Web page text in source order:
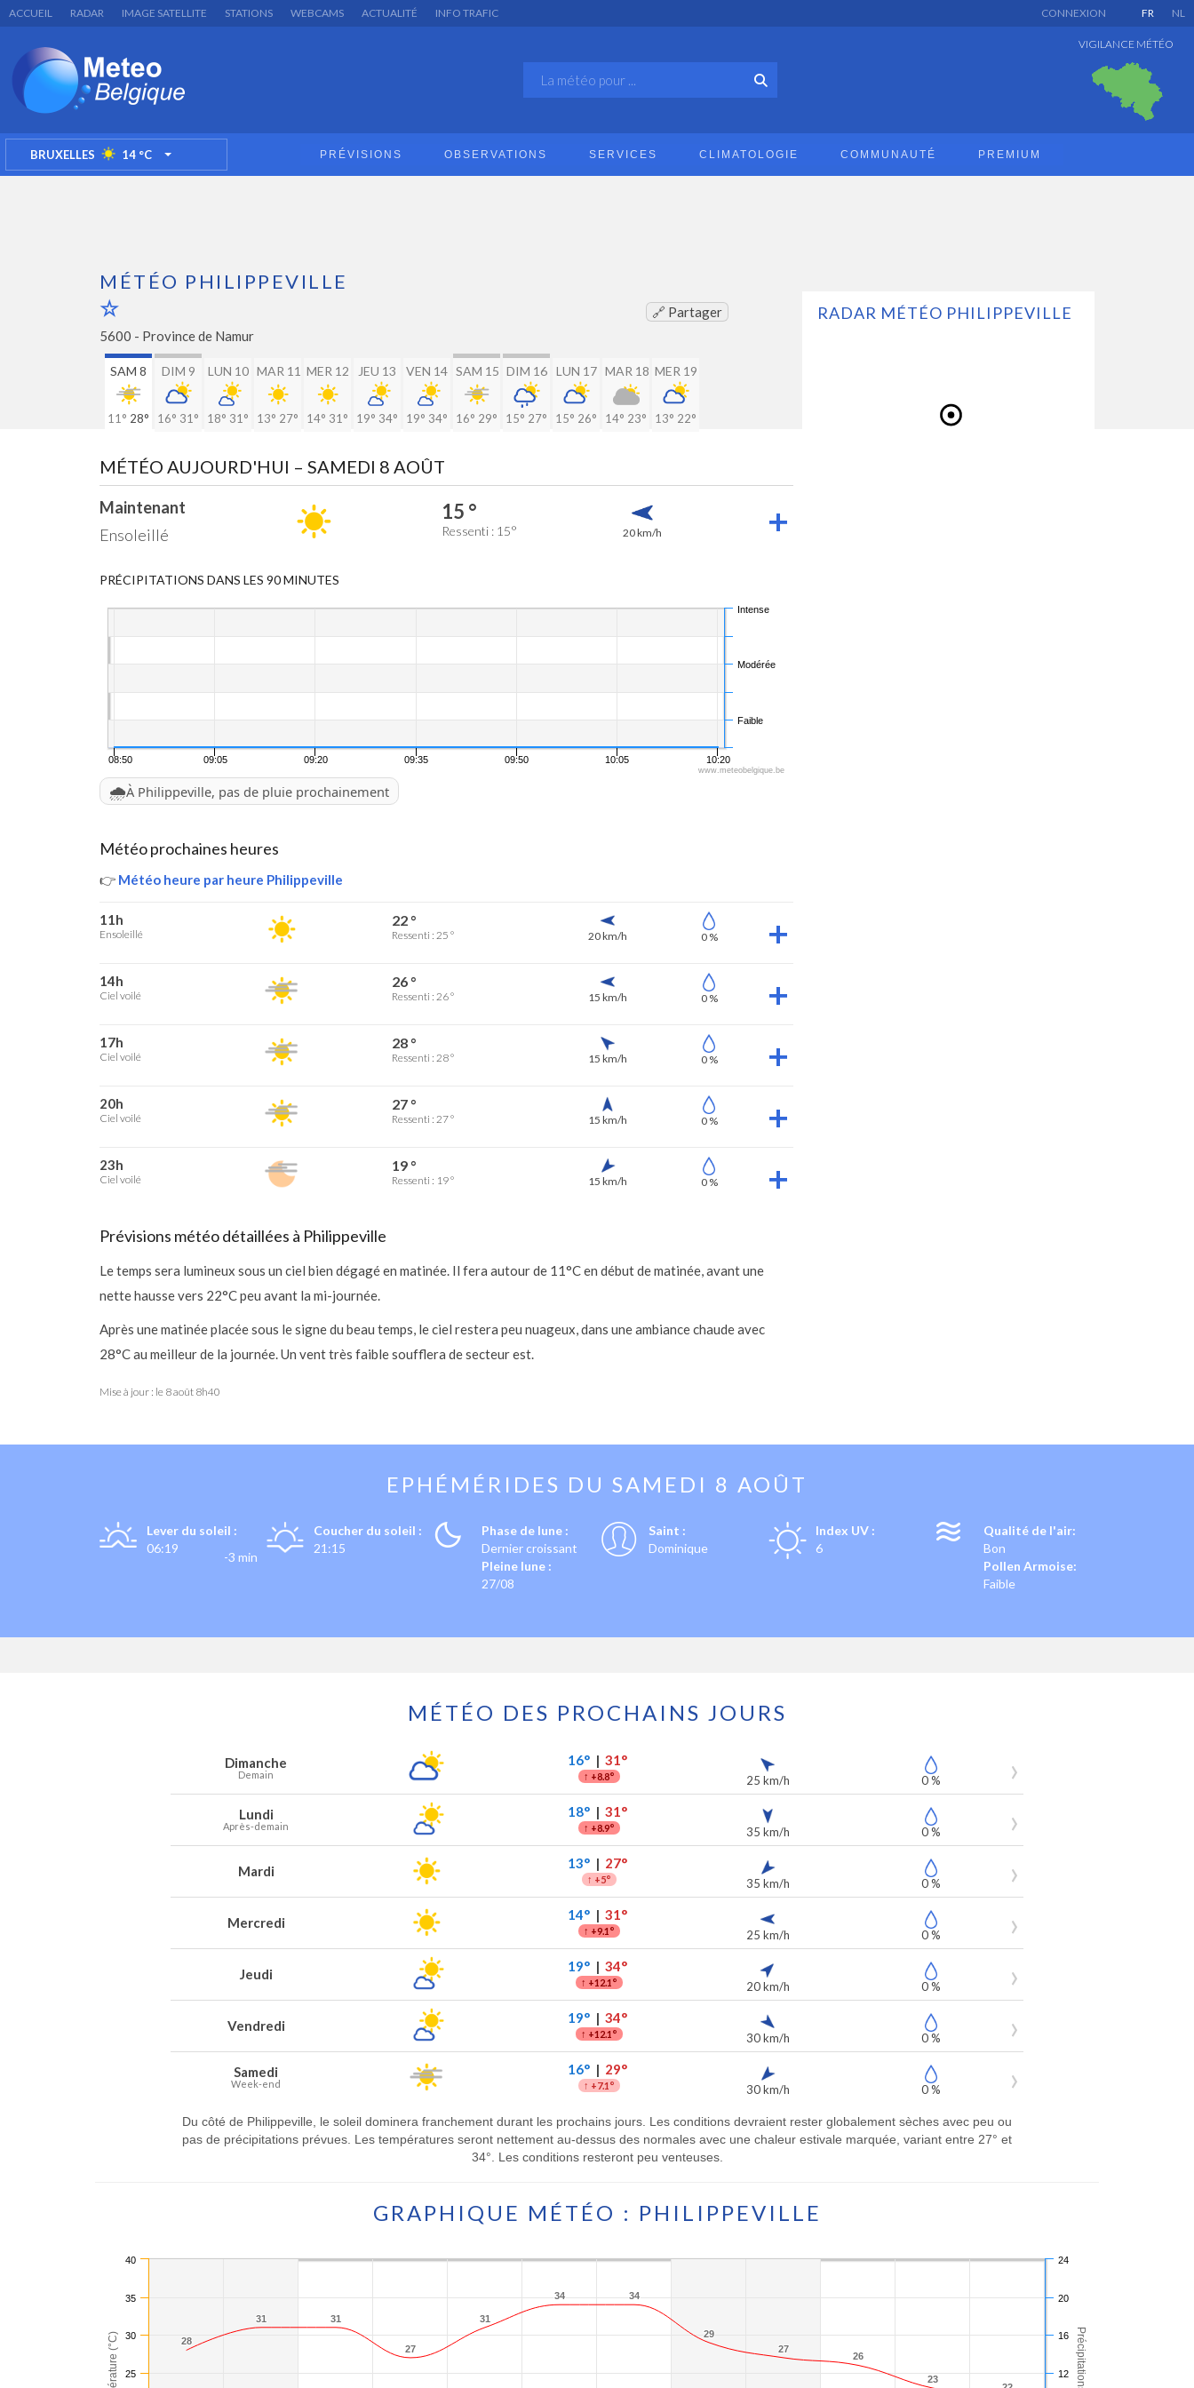
ACCUEIL RADAR IMAGE SATELLITE STATIONS WEBCAMS ACTUALITÉ INFO TRAFIC FR NL
CONNEXION
VIGILANCE MÉTÉO
BRUXELLES 14°C TOGGLE DROPDOWN PRÉVISIONS OBSERVATIONS SERVICES CLIMATOLOGIE COMMUNAUTÉ PREMIUM
MÉTÉO PHILIPPEVILLE
🔗 Partager
5600 - Province de Namur
SAM 8
11° 28°
DIM 9
16° 31°
LUN 10
18° 31°
MAR 11
13° 27°
MER 12
14° 31°
JEU 13
19° 34°
VEN 14
19° 34°
SAM 15
16° 29°
DIM 16
15° 27°
LUN 17
15° 26°
MAR 18
14° 23°
MER 19
13° 22°
MÉTÉO AUJOURD'HUI – SAMEDI 8 AOÛT
Maintenant
Ensoleillé
15 °
Ressenti : 15° 20 km/h
PRÉCIPITATIONS DANS LES 90 MINUTES
08:50 09:05 09:20 09:35 09:50 10:05 10:20
Faible
Modérée
Intense
www.meteobelgique.be
🌧️À Philippeville, pas de pluie prochainement
Météo prochaines heures
👉 Météo heure par heure Philippeville
11h
Ensoleillé
22 °
Ressenti : 25 ° 20 km/h 0 %
14h
Ciel voilé
26 °
Ressenti : 26 ° 15 km/h 0 %
17h
Ciel voilé
28 °
Ressenti : 28 ° 15 km/h 0 %
20h
Ciel voilé
27 °
Ressenti : 27 ° 15 km/h 0 %
23h
Ciel voilé
19 °
Ressenti : 19 ° 15 km/h 0 %
Prévisions météo détaillées à Philippeville
Le temps sera lumineux sous un ciel bien dégagé en matinée. Il fera autour de 11°C en début de matinée, avant une
nette hausse vers 22°C peu avant la mi-journée.
Après une matinée placée sous le signe du beau temps, le ciel restera peu nuageux, dans une ambiance chaude avec
28°C au meilleur de la journée. Un vent très faible soufflera de secteur est.
Mise à jour : le 8 août 8h40
RADAR MÉTÉO PHILIPPEVILLE
EPHÉMÉRIDES DU SAMEDI 8 AOÛT
Lever du soleil :
06:19
-3 min
Coucher du soleil :
21:15
Phase de lune :
Dernier croissant
Pleine lune :
27/08
Saint :
Dominique
Index UV :
6
Qualité de l'air:
Bon
Pollen Armoise:
Faible
MÉTÉO DES PROCHAINS JOURS
Prévisions météo à Philippeville pour les 7 prochains jours
Météo Températures Précipitations
Dimanche
Demain
16°| 31°
↑ +8.8° 25 km/h 0 %
Lundi
Après-demain
18°| 31°
↑ +8.9° 35 km/h 0 %
Mardi 13°| 27°
↑ +5° 35 km/h 0 %
Mercredi 14°| 31°
↑ +9.1° 25 km/h 0 %
Jeudi 19°| 34°
↑ +12.1° 20 km/h 0 %
Vendredi 19°| 34°
↑ +12.1° 30 km/h 0 %
Samedi
Week-end
16°| 29°
↑ +7.1° 30 km/h 0 %
Du côté de Philippeville, le soleil dominera franchement durant les prochains jours. Les conditions devraient rester globalement sèches avec peu ou
pas de précipitations prévues. Les températures seront nettement au-dessus des normales avec une chaleur estivale marquée, variant entre 27° et
34°. Les conditions resteront peu venteuses.
GRAPHIQUE MÉTÉO : PHILIPPEVILLE
28
28
31
31 31
31
27
27
31
31
34
34 34
34
29
29
27
27
26
26
23
23
25
30
35
40
12
16
20
24